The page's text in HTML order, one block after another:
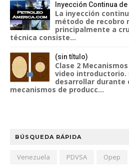
Inyección Continua
La inyección
método de recobro
principalmente a
técnica consiste...
(sin título)
Clase 2
video introductorio.
desarrollar durante
mecanismos de producc...
BÚSQUEDA RÁPIDA
Venezuela PDVSA Opep